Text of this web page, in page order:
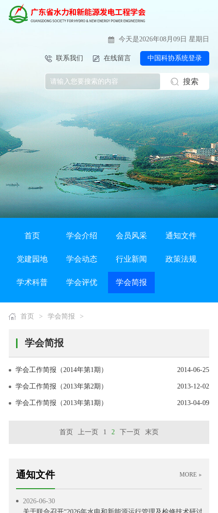
今天是2026年08月09日 星期日
联系我们 在线留言 中国科协系统登录
搜索
首页 学会介绍 会员风采 通知文件
党建园地 学会动态 行业新闻 政策法规
学术科普 学会评优 学会简报
首页 > 学会简报 >
学会简报
学会工作简报（2014年第1期） 2014-06-25
学会工作简报（2013年第2期） 2013-12-02
学会工作简报（2013年第1期） 2013-04-09
首页 上一页 1 2 下一页 末页
通知文件 MORE
2026-07-13
2026-06-30
关于联合召开“2026年水电和新能源运行管理及检修技术研讨会”